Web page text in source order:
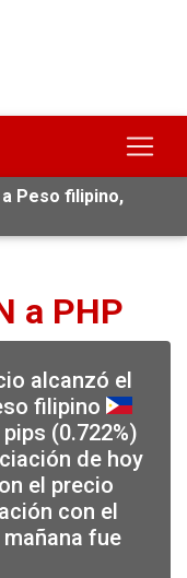
Peso filipino,
a PHP
alcanzó el
filipino
(0.722%)
de hoy
el precio
con el
fue